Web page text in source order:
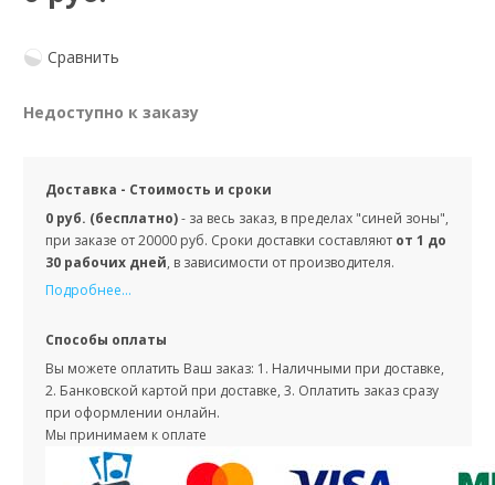
Сравнить
Недоступно к заказу
Доставка - Стоимость и сроки
0 руб. (бесплатно)- за весь заказ, в пределах "синей зоны",
при заказе от 20000 руб. Сроки доставки составляют от 1 до
30 рабочих дней, в зависимости от производителя.
Подробнее...
Способы оплаты
Вы можете оплатить Ваш заказ: 1. Наличными при доставке,
2. Банковской картой при доставке, 3. Оплатить заказ сразу
при оформлении онлайн.
Мы принимаем к оплате